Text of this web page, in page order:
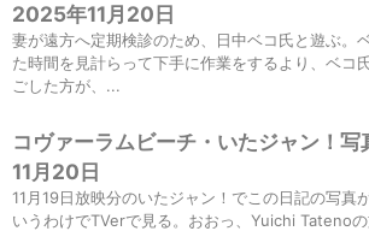
2025年11月20日
妻が遠方へ定期検診のため、日中ベコ氏と遊ぶ。
た時間を見計らって下手に作業をするより、ベコ
ごした方が、...
コヴァーラムビーチ・いたジャン！
11月20日
11月19日放映分のいたジャン！でこの日記の写真
いうわけでTVerで見る。おおっ、Yuichi Tateno